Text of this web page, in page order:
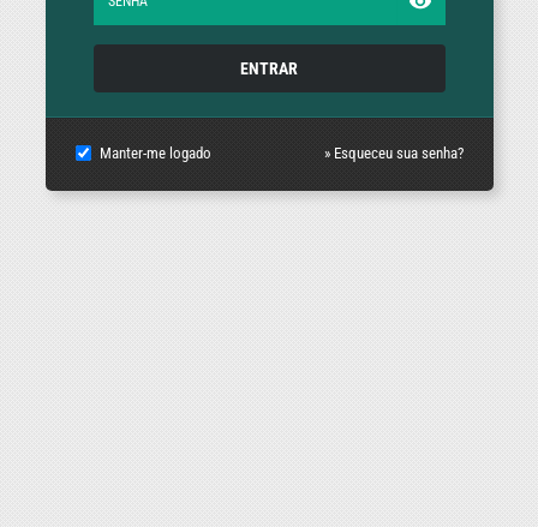
ENTRAR
Manter-me logado » Esqueceu sua senha?